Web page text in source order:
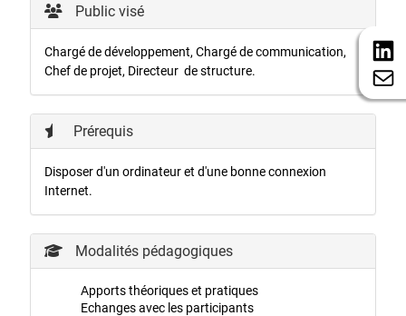
Public visé
Chargé de développement, Chargé de communication,
Chef de projet, Directeur de structure.
Prérequis
Disposer d'un ordinateur et d'une bonne connexion
Internet.
Modalités pédagogiques
Apports théoriques et pratiques
Echanges avec les participants